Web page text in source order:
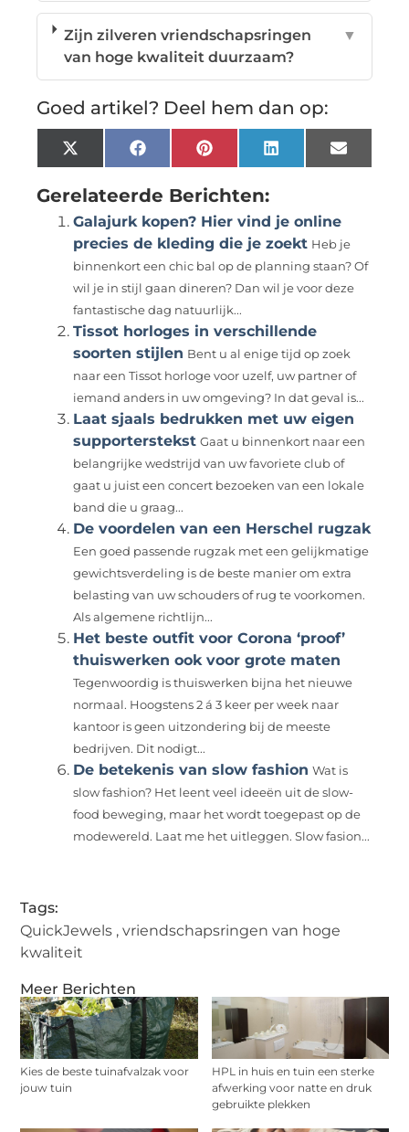
Meer Berichten
Kies de beste tuinafvalzak voor
jouw tuin
HPL in huis en tuin een sterke
afwerking voor natte en druk
gebruikte plekken
Zijn zilveren vriendschapsringen
van hoge kwaliteit duurzaam?
▼
Goed artikel? Deel hem dan op:
X
(Twitter)
FacebookPinterestLinkedInEmail
Gerelateerde Berichten:
Galajurk kopen? Hier vind je online
precies de kleding die je zoekt Heb je
binnenkort een chic bal op de planning staan? Of
wil je in stijl gaan dineren? Dan wil je voor deze
fantastische dag natuurlijk...
Tissot horloges in verschillende
soorten stijlen Bent u al enige tijd op zoek
naar een Tissot horloge voor uzelf, uw partner of
iemand anders in uw omgeving? In dat geval is...
Laat sjaals bedrukken met uw eigen
supporterstekst Gaat u binnenkort naar een
belangrijke wedstrijd van uw favoriete club of
gaat u juist een concert bezoeken van een lokale
band die u graag...
De voordelen van een Herschel rugzak
Een goed passende rugzak met een gelijkmatige
gewichtsverdeling is de beste manier om extra
belasting van uw schouders of rug te voorkomen.
Als algemene richtlijn...
Het beste outfit voor Corona ‘proof’
thuiswerken ook voor grote maten
Tegenwoordig is thuiswerken bijna het nieuwe
normaal. Hoogstens 2 á 3 keer per week naar
kantoor is geen uitzondering bij de meeste
bedrijven. Dit nodigt...
De betekenis van slow fashion Wat is
slow fashion? Het leent veel ideeën uit de slow-
food beweging, maar het wordt toegepast op de
modewereld. Laat me het uitleggen. Slow fasion...
Tags:
QuickJewels ,vriendschapsringen van hoge
kwaliteit